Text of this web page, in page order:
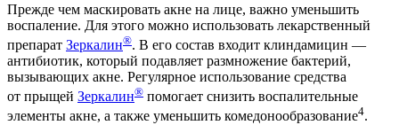
Прежде чем маскировать акне на лице, важно уменьшить
воспаление. Для этого можно использовать лекарственный
препарат Зеркалин®. В его состав входит клиндамицин —
антибиотик, который подавляет размножение бактерий,
вызывающих акне. Регулярное использование средства
от прыщей Зеркалин® помогает снизить воспалительные
элементы акне, а также уменьшить комедонообразование4.